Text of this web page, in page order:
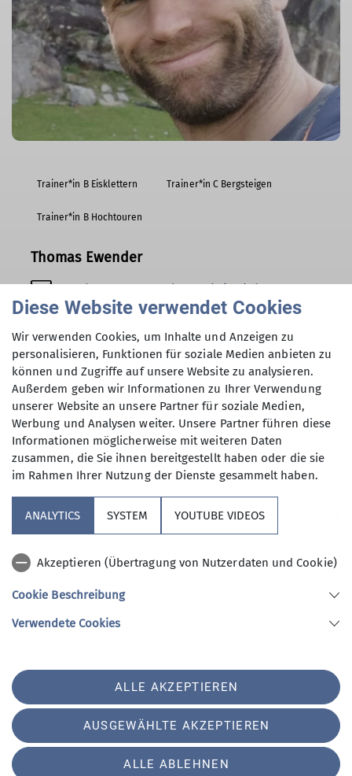
Trainer*in B Eisklettern Trainer*in C Bergsteigen
Trainer*in B Hochtouren
Thomas Ewender
thomas.ewender@alpinclub-
berlin.de
Unsere Sektion
Kooperationspartner
Sektion AlpinClub Berlin des Deutschen Alpenvereins e.V.
Telefon +493034508804
Datenschutz-Einstellungen
Datenschutz
Impressum
Diese Website verwendet Cookies
Wir verwenden Cookies, um Inhalte und Anzeigen zu
personalisieren, Funktionen für soziale Medien anbieten zu
können und Zugriffe auf unsere Website zu analysieren.
Außerdem geben wir Informationen zu Ihrer Verwendung
unserer Website an unsere Partner für soziale Medien,
Werbung und Analysen weiter. Unsere Partner führen diese
Informationen möglicherweise mit weiteren Daten
zusammen, die Sie ihnen bereitgestellt haben oder die sie
im Rahmen Ihrer Nutzung der Dienste gesammelt haben.
ANALYTICS SYSTEM YOUTUBE VIDEOS
Akzeptieren (Übertragung von Nutzerdaten und Cookie)
Cookie Beschreibung
Verwendete Cookies
ALLE AKZEPTIEREN
AUSGEWÄHLTE AKZEPTIEREN
ALLE ABLEHNEN